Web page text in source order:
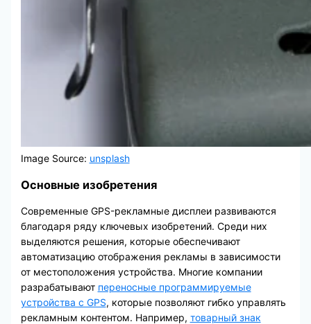
Image Source: unsplash
Основные изобретения
Современные GPS-рекламные дисплеи развиваются
благодаря ряду ключевых изобретений. Среди них
выделяются решения, которые обеспечивают
автоматизацию отображения рекламы в зависимости
от местоположения устройства. Многие компании
разрабатывают переносные программируемые
устройства с GPS, которые позволяют гибко управлять
рекламным контентом. Например, товарный знак